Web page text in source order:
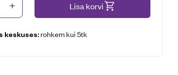
Lisa korvi
keskuses: rohkem kui 5tk